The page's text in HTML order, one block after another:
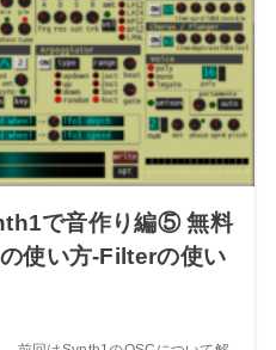
で音作り編⑤ 無料
使い方-Filterの使い